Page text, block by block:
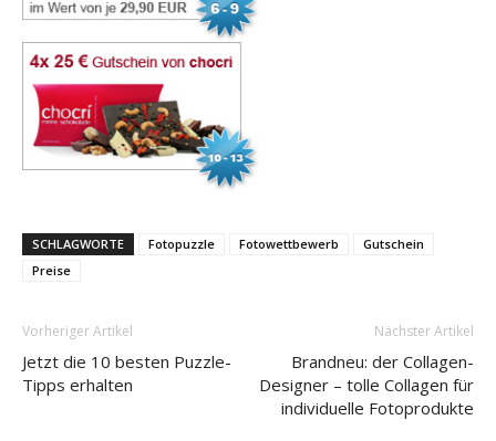
SCHLAGWORTE Fotopuzzle Fotowettbewerb
Gutschein
Preise
Vorheriger Artikel
Jetzt die 10 besten Puzzle-
Tipps erhalten
Nächster Artikel
Brandneu: der Collagen-
Designer – tolle Collagen für
individuelle Fotoprodukte